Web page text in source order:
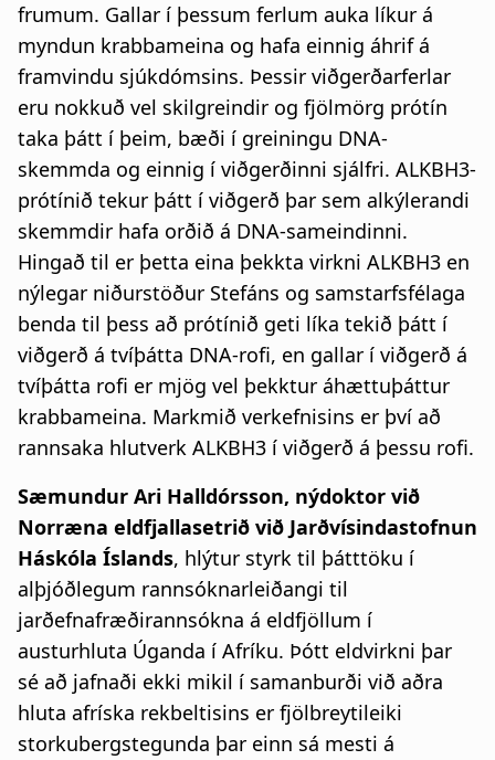
frumum. Gallar í þessum ferlum auka líkur á
myndun krabbameina og hafa einnig áhrif á
framvindu sjúkdómsins. Þessir viðgerðarferlar
eru nokkuð vel skilgreindir og fjölmörg prótín
taka þátt í þeim, bæði í greiningu DNA-
skemmda og einnig í viðgerðinni sjálfri. ALKBH3-
prótínið tekur þátt í viðgerð þar sem alkýlerandi
skemmdir hafa orðið á DNA-sameindinni.
Hingað til er þetta eina þekkta virkni ALKBH3 en
nýlegar niðurstöður Stefáns og samstarfsfélaga
benda til þess að prótínið geti líka tekið þátt í
viðgerð á tvíþátta DNA-rofi, en gallar í viðgerð á
tvíþátta rofi er mjög vel þekktur áhættuþáttur
krabbameina. Markmið verkefnisins er því að
rannsaka hlutverk ALKBH3 í viðgerð á þessu rofi.
Sæmundur Ari Halldórsson, nýdoktor við
Norræna eldfjallasetrið við Jarðvísindastofnun
Háskóla Íslands, hlýtur styrk til þátttöku í
alþjóðlegum rannsóknarleiðangi til
jarðefnafræðirannsókna á eldfjöllum í
austurhluta Úganda í Afríku. Þótt eldvirkni þar
sé að jafnaði ekki mikil í samanburði við aðra
hluta afríska rekbeltisins er fjölbreytileiki
storkubergstegunda þar einn sá mesti á